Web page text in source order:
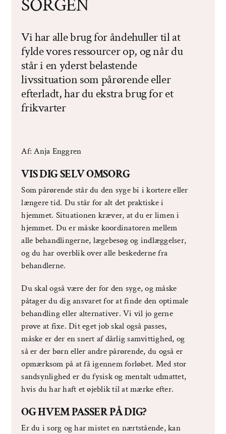
SORGEN
Vi har alle brug for åndehuller til at
fylde vores ressourcer op, og når du
står i en yderst belastende
livssituation som pårørende eller
efterladt, har du ekstra brug for et
frikvarter
Af: Anja Enggren
VIS DIG SELV OMSORG
Som pårørende står du den syge bi i kortere eller
længere tid. Du står for alt det praktiske i
hjemmet. Situationen kræver, at du er limen i
hjemmet. Du er måske koordinatoren mellem
alle behandlingerne, lægebesøg og indlæggelser,
og du har overblik over alle beskederne fra
behandlerne.
Du skal også være der for den syge, og måske
påtager du dig ansvaret for at finde den optimale
behandling eller alternativer. Vi vil jo gerne
prøve at fixe. Dit eget job skal også passes,
måske er der en snert af dårlig samvittighed, og
så er der børn eller andre pårørende, du også er
opmærksom på at få igennem forløbet. Med stor
sandsynlighed er du fysisk og mentalt udmattet,
hvis du har haft et øjeblik til at mærke efter.
OG HVEM PASSER PÅ DIG?
Er du i sorg og har mistet en nærtstående, kan